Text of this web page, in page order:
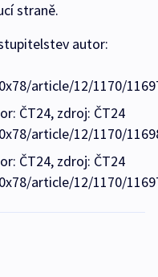
straně.
autor:
article/12/1170/
ČT24, zdroj: ČT24
article/12/1170/
ČT24, zdroj: ČT24
article/12/1170/